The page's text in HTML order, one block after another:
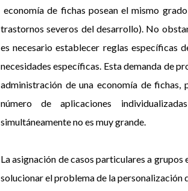
economía de fichas posean el mismo
trastornos severos del desarrollo). No
es necesario establecer reglas específicas
necesidades específicas. Esta demanda de
administración de una economía de
número de aplicaciones
simultáneamente no es muy grande.
La asignación de casos particulares a
solucionar el problema de la personalización